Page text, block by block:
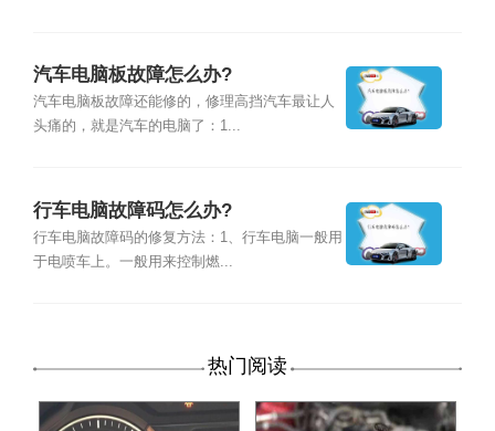
汽车电脑板故障怎么办?
汽车电脑板故障还能修的，修理高挡汽车最让人
头痛的，就是汽车的电脑了：1...
行车电脑故障码怎么办?
行车电脑故障码的修复方法：1、行车电脑一般用
于电喷车上。一般用来控制燃...
热门阅读